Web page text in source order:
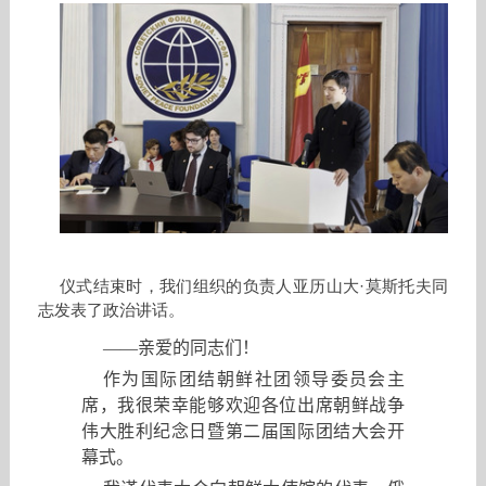
仪式结束时，我们组织的负责人亚历山大·莫斯托夫同
志发表了政治讲话。
——亲爱的同志们 ！
作为国际团结朝鲜社团领导委员会主
席，我很荣幸能够欢迎各位出席朝鲜战争
伟大胜利纪念日暨第二届国际团结大会开
幕式。